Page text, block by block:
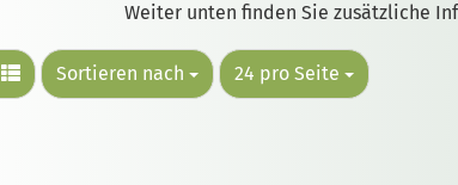
Weiter unten finden Sie zusätzliche
Sortieren nach 24 pro Seite